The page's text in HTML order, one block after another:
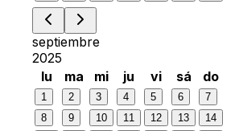
septiembre
2025
lu
ma mi ju vi sá do
1 2 3 4 5 6
7
8
9 10 11 12 13
14